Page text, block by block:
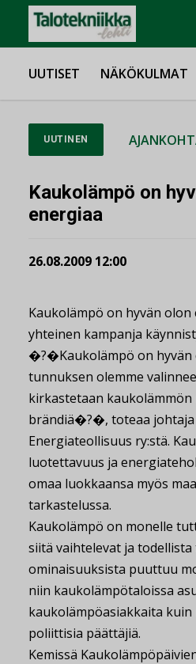
UUTISET NÄKÖKULMAT
UUTINEN
Kaukolämpö on
energiaa
26.08.2009 12:00
Kaukolämpö on hyvän olon
yhteinen kampanja
�?�Kaukolämpö on hyvän
tunnuksen olemme
kirkastetaan kaukolämmön
brändiä�?�, toteaa johtaja
Energiateollisuus ry:stä.
luotettavuus ja
omaa luokkaansa myös
tarkastelussa.
Kaukolämpö on monelle
siitä vaihtelevat ja
ominaisuuksista puuttuu
niin kaukolämpötaloissa
kaukolämpöasiakkaita kuin
poliittisia päättäjiä.
Kemissä